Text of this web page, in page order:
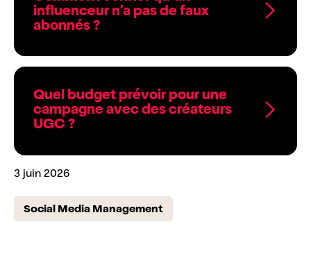
influenceur n’a pas de faux
abonnés ?
Quel budget prévoir pour une
campagne avec des créateurs
UGC ?
3 juin 2026
Social Media Management